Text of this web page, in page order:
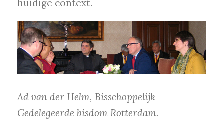
huidige context.
Ad van der Helm, Bisschoppelijk
Gedelegeerde bisdom Rotterdam.